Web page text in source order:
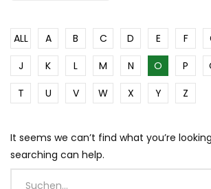
ALL A B C D E F
J
K L M N O P
T
U V W X Y Z
It seems we can’t find what you’re
searching can help.